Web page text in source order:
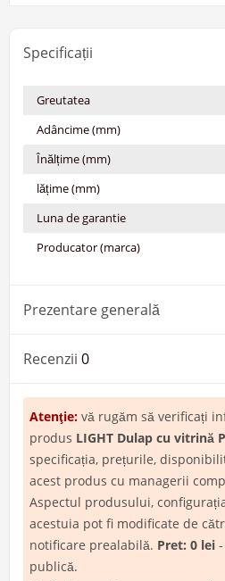
Specificații
Greutatea
Adâncime (mm)
Înălțime (mm)
lățime (mm)
Luna de garantie
Producator (marca)
Prezentare generală
Recenzii 0
Atenţie: vă rugăm să verificați
produs LIGHT Dulap cu vitrină
specificația, prețurile,
acest produs cu managerii
Aspectul produsului,
acestuia pot fi modificate de
notificare prealabilă. Pret: 0 lei
publică.